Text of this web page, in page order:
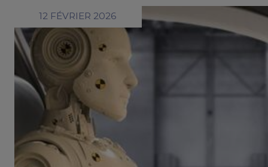
12 FÉVRIER 2026